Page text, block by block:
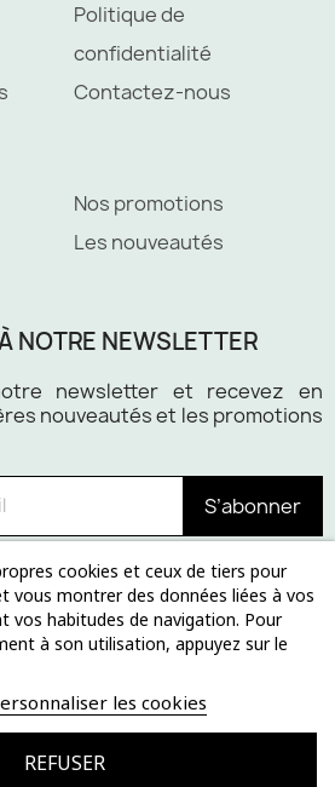
Politique de
confidentialité
Contactez-nous
Nos promotions
Les nouveautés
NOTRE NEWSLETTER
newsletter et recevez en
nouveautés et les promotions
S’abonner
Paiement 100% sécurisé
cookies et ceux de tiers pour
vous montrer des données liées à vos
vos habitudes de navigation. Pour
à son utilisation, appuyez sur le
les cookies
REFUSER